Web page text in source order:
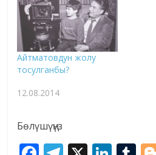
Айтматовдун жолу
тосулганбы?
12.08.2014
Бөлүшүңүз